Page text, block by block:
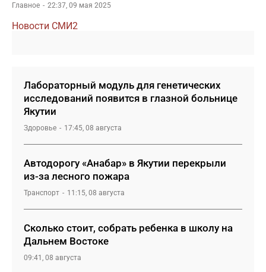
Главное 22:37, 09 мая 2025
Новости СМИ2
Лабораторный модуль для генетических
исследований появится в глазной больнице
Якутии
Здоровье 17:45, 08 августа
Автодорогу «Анабар» в Якутии перекрыли
из-за лесного пожара
Транспорт 11:15, 08 августа
Сколько стоит, собрать ребенка в школу на
Дальнем Востоке
09:41, 08 августа